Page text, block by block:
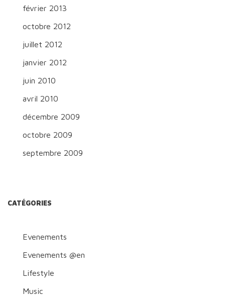
février 2013
octobre 2012
juillet 2012
janvier 2012
juin 2010
avril 2010
décembre 2009
octobre 2009
septembre 2009
CATÉGORIES
Evenements
Evenements @en
Lifestyle
Music